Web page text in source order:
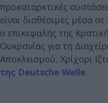
προκαταρκτικές
είναι διαθέσιμες μέσα
ο επικεφαλής της
Ουκρανίας για τη
Αποκλεισμού, Χρίχορι
της Deutsche Welle.